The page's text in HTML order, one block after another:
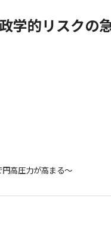
学的リスクの
高圧力が高まる～